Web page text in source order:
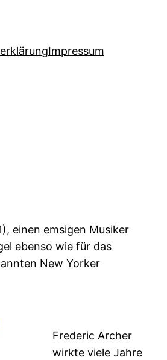
Impressum
einen emsigen Musiker
ebenso wie für das
New Yorker
Frederic Archer
wirkte viele Jahre